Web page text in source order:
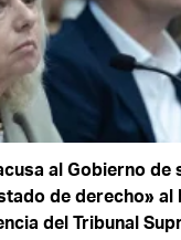
al Gobierno de
de derecho» al
del Tribunal